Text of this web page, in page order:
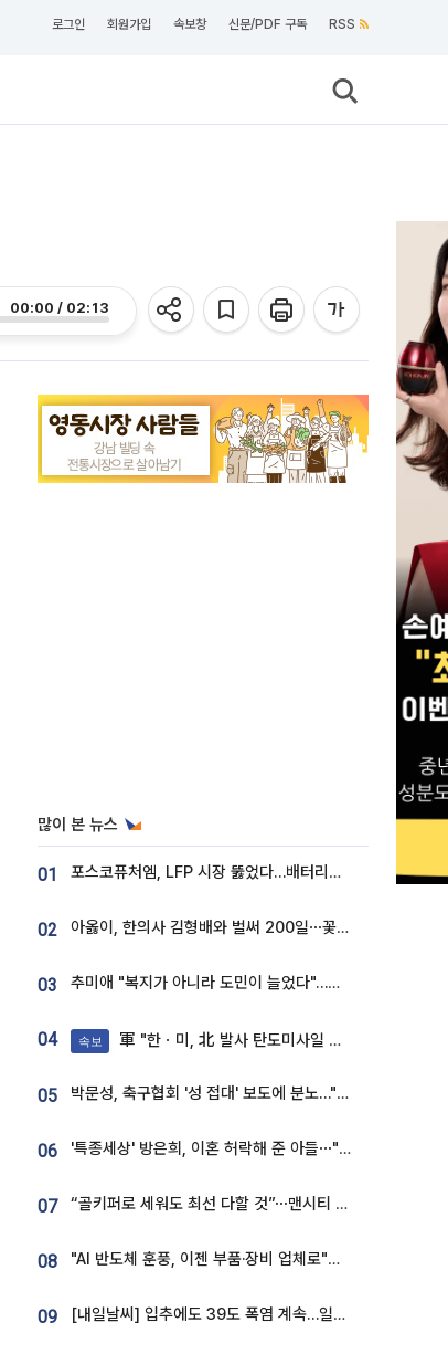
로그인 회원가입 속보창 신문/PDF 구독 RSS
00:00 / 02:13
많이 본 뉴스
01 포스코퓨처엠, LFP 시장 뚫었다…배터리사와 대규모 장기 공급 합의
02 아옳이, 한의사 김형배와 벌써 200일⋯꽃다발 들고 "프러포즈 아냐"
03 추미애 "복지가 아니라 도민이 늘었다"…재정난 책임론 정면돌파
04 속보 軍 "한ㆍ미, 北 발사 탄도미사일 제원 정밀분석 중"
05 박문성, 축구협회 '성 접대' 보도에 분노…"다 말아먹으려고 작정했나"
06 '특종세상' 방은희, 이혼 허락해 준 아들⋯"너무 잘 커줬다" 오열
07 “골키퍼로 세워도 최선 다할 것”⋯맨시티 누네스, 주전 경쟁 각오 [인터뷰]
08 "AI 반도체 훈풍, 이젠 부품·장비 업체로"⋯증권가 HBM 수혜주 조명
09 [내일날씨] 입추에도 39도 폭염 계속…일부 지역 소나기